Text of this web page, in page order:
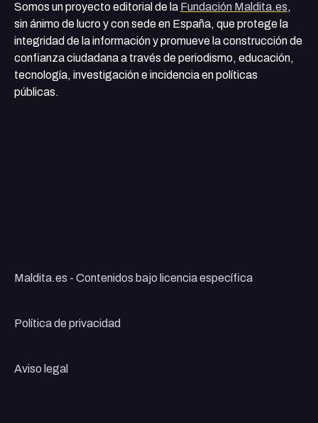
Somos un proyecto editorial de la Fundación Maldita.es,
sin ánimo de lucro y con sede en España, que protege la
integridad de la información y promueve la construcción de
confianza ciudadana a través de periodismo, educación,
tecnología, investigación e incidencia en políticas
públicas.
Maldita.es - Contenidos bajo licencia específica
Política de privacidad
Aviso legal